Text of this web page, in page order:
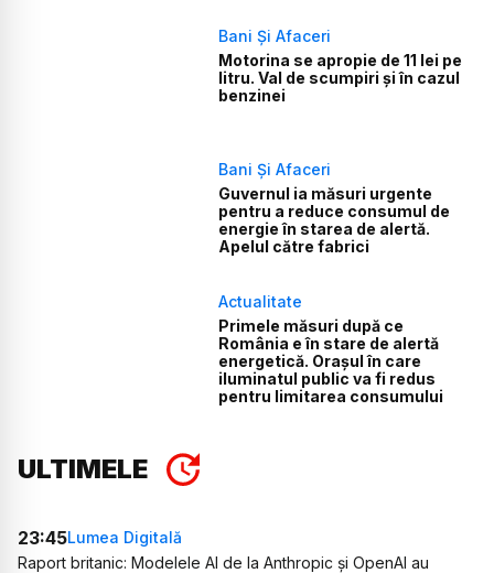
Bani Și Afaceri
Motorina se apropie de 11 lei pe
litru. Val de scumpiri și în cazul
benzinei
Bani Și Afaceri
Guvernul ia măsuri urgente
pentru a reduce consumul de
energie în starea de alertă.
Apelul către fabrici
Actualitate
Primele măsuri după ce
România e în stare de alertă
energetică. Orașul în care
iluminatul public va fi redus
pentru limitarea consumului
ULTIMELE
23:45Lumea Digitală
Raport britanic: Modelele AI de la Anthropic și OpenAI au